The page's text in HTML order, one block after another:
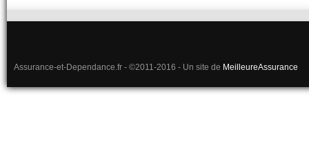
Assurance-et-Dependance.fr - ©2011-2016 - Un site de MeilleureAssurance